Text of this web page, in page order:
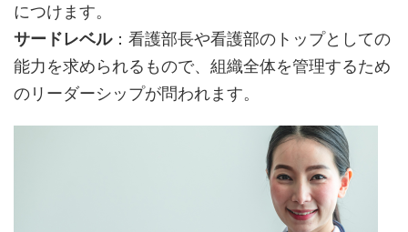
につけます。
サードレベル：看護部長や看護部のトップとしての
能力を求められるもので、組織全体を管理するため
のリーダーシップが問われます。